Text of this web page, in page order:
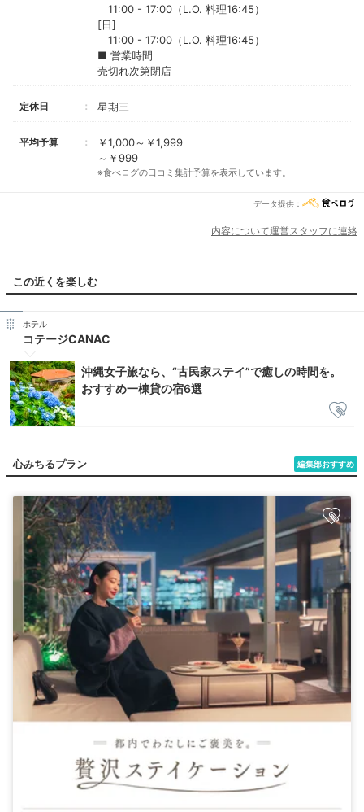
11:00 - 17:00（L.O. 料理16:45）
[日]
11:00 - 17:00（L.O. 料理16:45）
■ 営業時間
売切れ次第閉店
定休日 星期三
平均予算
￥1,000～￥1,999
～￥999
※食べログの口コミ集計予算を表示しています。
データ提供：
内容について運営スタッフに連絡
この近くを楽しむ
ホテル
コテージCANAC
沖縄女子旅なら、“古民家ステイ”で癒しの時間を。
おすすめ一棟貸の宿6選
編集部おすすめ
心みちるプラン